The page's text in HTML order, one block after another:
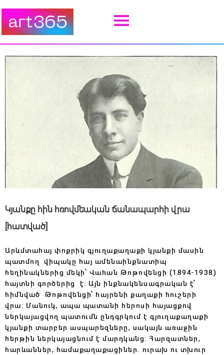
Կյանքը հին հռովմեական ճանապարհի վրա
[հատված]
Արևմտահայ փոքրիկ գյուղաքաղաքի կյանքի մասին
պատմող վիպակը հայ ամենաինքնատիպ
հեղինակներից մեկի՝ Վահան Թոթովենցի (1894-1938)
հայտնի գործերից է: Այն ինքնակենսագրական է՝
հիմնված Թոթովենցի՝ հայրենի քաղաքի հուշերի
վրա: Մանուկ, ապա պատանի հերոսի հայացքով
ներկայացվող պատումն ընդգրկում է գյուղաքաղաքի
կյանքի տարբեր ասպարեզները, սակայն առաջին
հերթին ներկայացնում է մարդկանց: Հարզատներ,
հարևաններ, համաքաղաքացիներ. ուրախ ու տխուր